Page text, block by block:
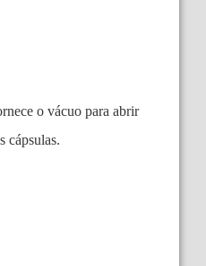
o vácuo para abrir
cápsulas.